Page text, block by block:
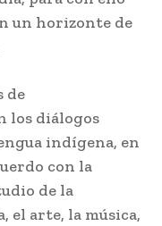
un horizonte de
de
los diálogos
indígena, en
con la
de la
el arte, la música,